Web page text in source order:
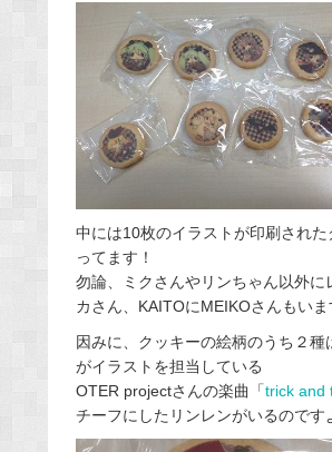
中には10枚のイラストが印刷された
ってます！
勿論、ミクさんやリンちゃん以外に
カさん、KAITOにMEIKOさんもいま
因みに、クッキーの絵柄のうち２種
がイラストを担当している
OTER projectさんの楽曲「trick and
チーフにしたリンレンがいるのです